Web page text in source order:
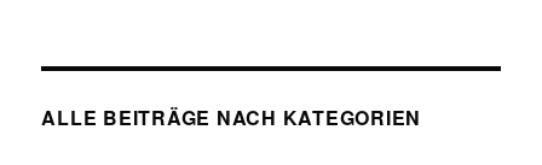
ALLE BEITRÄGE NACH KATEGORIEN